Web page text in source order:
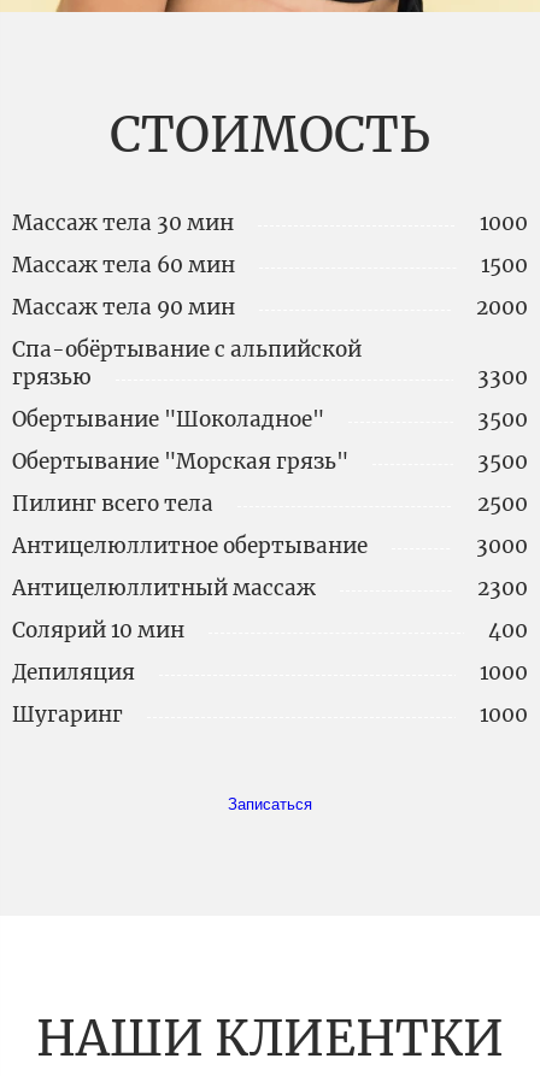
СТОИМОСТЬ
Массаж тела 30 мин
1000
Массаж тела 60 мин
1500
Массаж тела 90 мин
2000
Спа-обёртывание с альпийской
грязью
3300
Обертывание "Шоколадное"
3500
Обертывание "Морская грязь"
3500
Пилинг всего тела
2500
Антицелюллитное обертывание
3000
Антицелюллитный массаж
2300
Солярий 10 мин
400
Депиляция
1000
Шугаринг
1000
Записаться
НАШИ КЛИЕНТКИ